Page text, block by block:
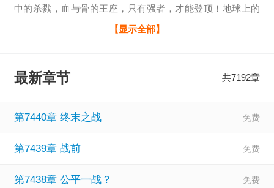
中的杀戮，血与骨的王座，只有强者，才能登顶！地球上的
方恒穿越到了一个血脉稀薄的少年身上，得逆...
邪神无删减全文免费阅读傲
绝世邪神老疯子的结局
绝世
蝶结局、绝世邪神推倒叶静云是多少章
绝世邪神叶静云第
【显示全部】
最新章节 共7192章
第7440章 终末之战
第7439章 战前
第7438章 公平一战？